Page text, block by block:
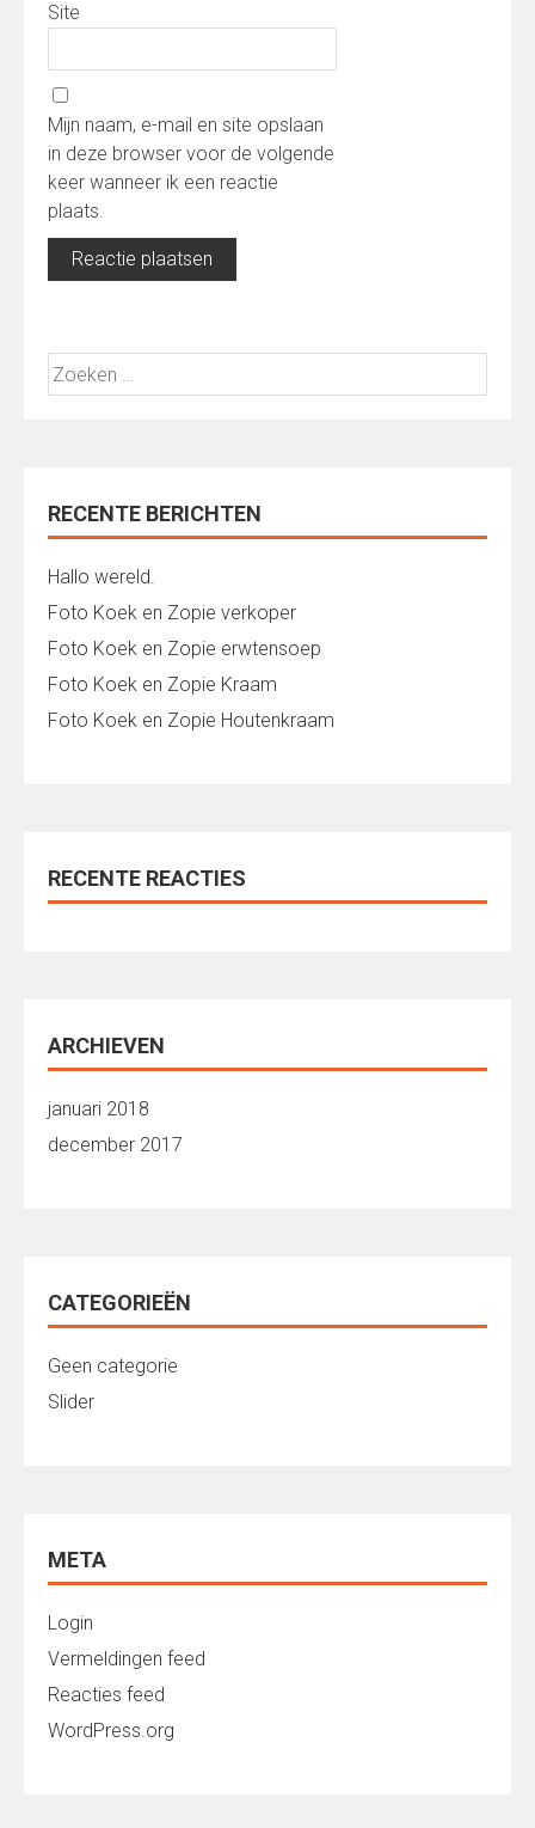
Site
Mijn naam, e-mail en site opslaan
in deze browser voor de volgende
keer wanneer ik een reactie
plaats.
Zoeken
naar:
RECENTE BERICHTEN
Hallo wereld.
Foto Koek en Zopie verkoper
Foto Koek en Zopie erwtensoep
Foto Koek en Zopie Kraam
Foto Koek en Zopie Houtenkraam
RECENTE REACTIES
ARCHIEVEN
januari 2018
december 2017
CATEGORIEËN
Geen categorie
Slider
META
Login
Vermeldingen feed
Reacties feed
WordPress.org